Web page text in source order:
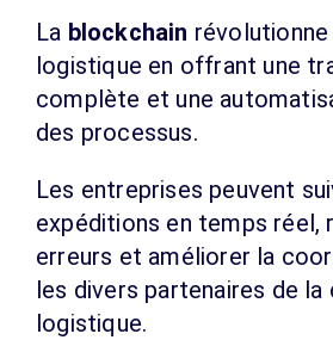
La blockchain
logistique en offrant une
complète et une
des processus.
Les entreprises peuvent
expéditions en temps réel,
erreurs et améliorer la
les divers partenaires de la
logistique.